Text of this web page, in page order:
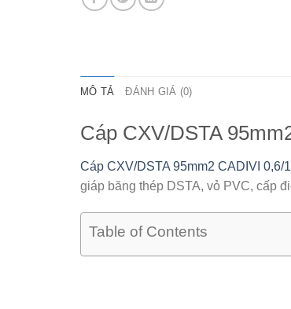
MÔ TẢ ĐÁNH GIÁ (0)
Cáp CXV/DSTA
Cáp CXV/DSTA 95mm2 CADIVI 0,6/
giáp băng thép DSTA, vỏ PVC, cấp
Table of Contents